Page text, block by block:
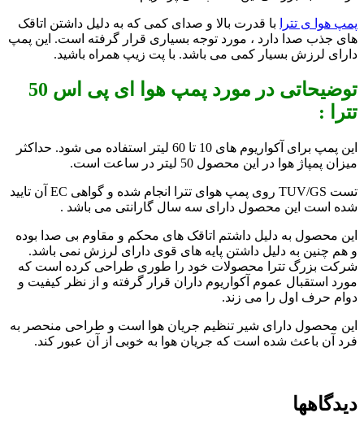
پمپ هوا ی تترا
با قدرت بالا و صدای کمی که به دلیل داشتن اتاقک
های جذب صدا دارد ، مورد توجه بسیاری قرار گرفته است. این پمپ
دارای لرزش بسیار کمی می باشد. با پت زیپ همراه باشید.
توضیحاتی در مورد پمپ هوا ای پی اس 50
تترا :
این پمپ برای آکواریوم های 10 تا 60 لیتر استفاده می شود. حداکثر
میزان پمپاژ هوا در این محصول 50 لیتر در ساعت است.
تست TUV/GS روی پمپ هوای تترا انجام شده و گواهی EC آن تایید
شده است این محصول دارای سه سال گارانتی می باشد .
این محصول به دلیل داشتم اتاقک های محکم و مقاوم بی صدا بوده
و هم چنین به دلیل داشتن پایه های قوی دارای لرزش نمی باشد.
شرکت بزرگ تترا محصولات خود را طوری طراحی کرده است که
مورد استقبال عموم آکواریوم داران قرار گرفته و از نظر کیفیت و
دوام حرف اول را می زند.
این محصول دارای شیر تنظیم جریان هوا است و طراحی منحصر به
فرد آن باعث شده است که جریان هوا به خوبی از آن عبور کند.
دیدگاهها